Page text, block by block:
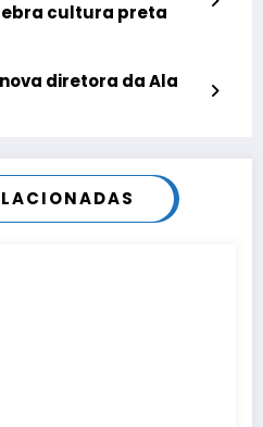
cultura preta
diretora da Ala